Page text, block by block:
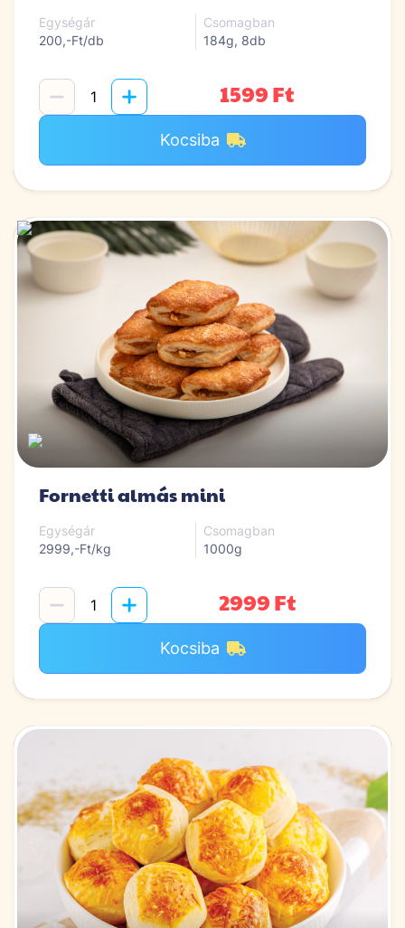
Egységár
200,-Ft/db
Csomagban
184g, 8db
1599 Ft
Kocsiba
Fornetti almás mini
Egységár
2999,-Ft/kg
Csomagban
1000g
2999 Ft
Kocsiba